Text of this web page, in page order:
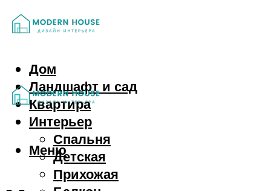
Дом
Ландшафт и сад
Квартира
Интерьер
Спальня
Детская
Прихожая
Меню